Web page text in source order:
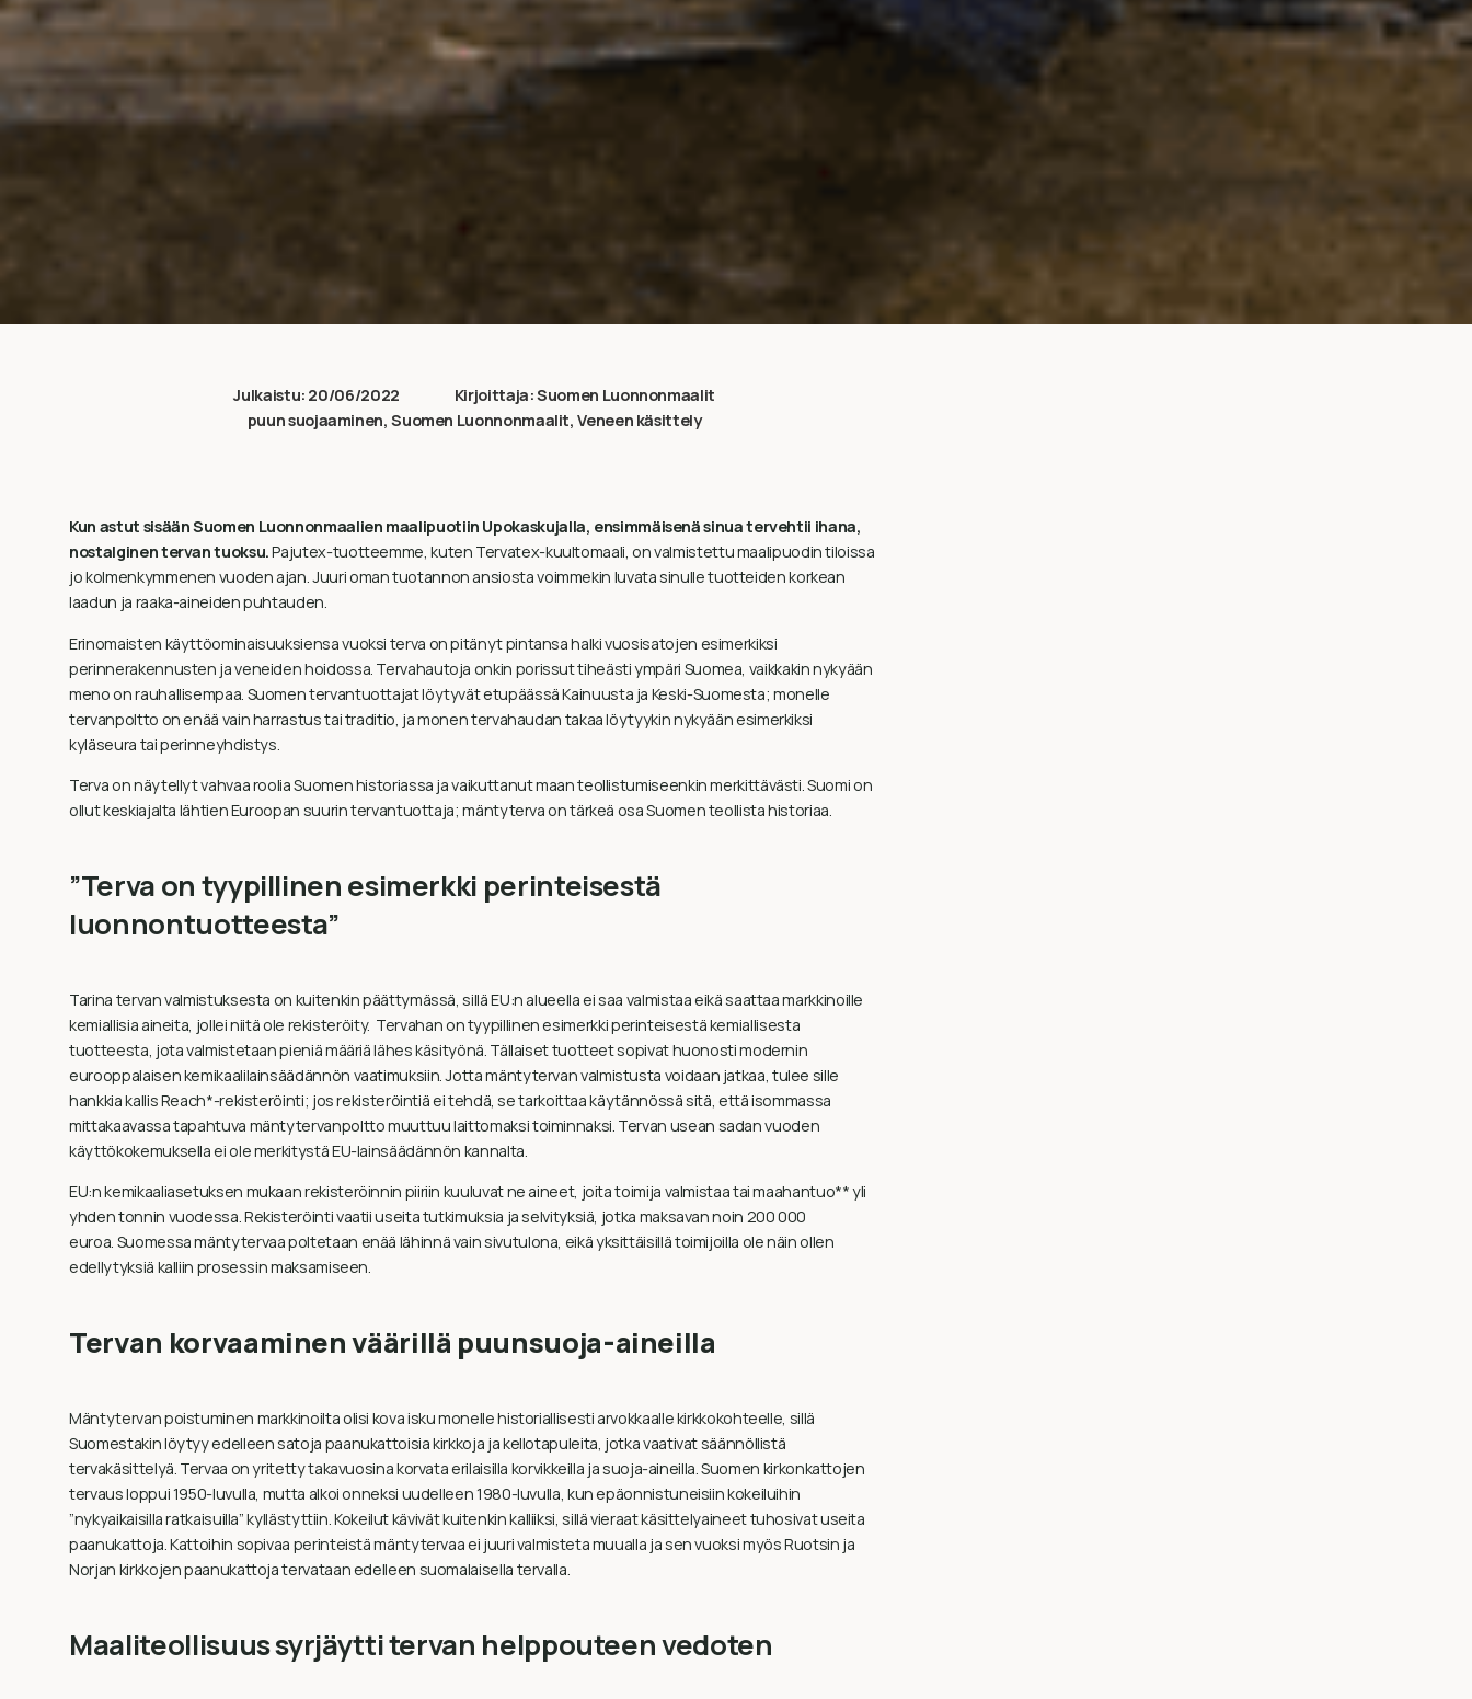
Julkaistu: 20/06/2022 Kirjoittaja:Suomen Luonnonmaalit
puun suojaaminen,Suomen Luonnonmaalit,Veneen käsittely
Kun astut sisään Suomen Luonnonmaalien maalipuotiin Upokaskujalla, ensimmäisenä sinua tervehtii ihana,
nostalginen tervan tuoksu.Pajutex-tuotteemme, kuten Tervatex-kuultomaali, on valmistettu maalipuodin tiloissa
jo kolmenkymmenen vuoden ajan. Juuri oman tuotannon ansiosta voimmekin luvata sinulle tuotteiden korkean
laadun ja raaka-aineiden puhtauden.
Erinomaisten käyttöominaisuuksiensa vuoksi terva on pitänyt pintansa halki vuosisatojen esimerkiksi
perinnerakennusten ja veneiden hoidossa. Tervahautoja onkin porissut tiheästi ympäri Suomea, vaikkakin nykyään
meno on rauhallisempaa. Suomen tervantuottajat löytyvät etupäässä Kainuusta ja Keski-Suomesta; monelle
tervanpoltto on enää vain harrastus tai traditio, ja monen tervahaudan takaa löytyykin nykyään esimerkiksi
kyläseura tai perinneyhdistys.
Terva on näytellyt vahvaa roolia Suomen historiassa ja vaikuttanut maan teollistumiseenkin merkittävästi. Suomi on
ollut keskiajalta lähtien Euroopan suurin tervantuottaja; mäntyterva on tärkeä osa Suomen teollista historiaa.
”Terva on tyypillinen esimerkki perinteisestä
luonnontuotteesta”
Tarina tervan valmistuksesta on kuitenkin päättymässä, sillä EU:n alueella ei saa valmistaa eikä saattaa markkinoille
kemiallisia aineita, jollei niitä ole rekisteröity. Tervahan on tyypillinen esimerkki perinteisestä kemiallisesta
tuotteesta, jota valmistetaan pieniä määriä lähes käsityönä. Tällaiset tuotteet sopivat huonosti modernin
eurooppalaisen kemikaalilainsäädännön vaatimuksiin. Jotta mäntytervan valmistusta voidaan jatkaa, tulee sille
hankkia kallis Reach*-rekisteröinti; jos rekisteröintiä ei tehdä, se tarkoittaa käytännössä sitä, että isommassa
mittakaavassa tapahtuva mäntytervanpoltto muuttuu laittomaksi toiminnaksi. Tervan usean sadan vuoden
käyttökokemuksella ei ole merkitystä EU-lainsäädännön kannalta.
EU:n kemikaaliasetuksen mukaan rekisteröinnin piiriin kuuluvat ne aineet, joita toimija valmistaa tai maahantuo** yli
yhden tonnin vuodessa. Rekisteröinti vaatii useita tutkimuksia ja selvityksiä, jotka maksavan noin 200 000
euroa. Suomessa mäntytervaa poltetaan enää lähinnä vain sivutulona, eikä yksittäisillä toimijoilla ole näin ollen
edellytyksiä kalliin prosessin maksamiseen.
Tervan korvaaminen väärillä puunsuoja-aineilla
Mäntytervan poistuminen markkinoilta olisi kova isku monelle historiallisesti arvokkaalle kirkkokohteelle, sillä
Suomestakin löytyy edelleen satoja paanukattoisia kirkkoja ja kellotapuleita, jotka vaativat säännöllistä
tervakäsittelyä. Tervaa on yritetty takavuosina korvata erilaisilla korvikkeilla ja suoja-aineilla. Suomen kirkonkattojen
tervaus loppui 1950-luvulla, mutta alkoi onneksi uudelleen 1980-luvulla, kun epäonnistuneisiin kokeiluihin
”nykyaikaisilla ratkaisuilla” kyllästyttiin. Kokeilut kävivät kuitenkin kalliiksi, sillä vieraat käsittelyaineet tuhosivat useita
paanukattoja. Kattoihin sopivaa perinteistä mäntytervaa ei juuri valmisteta muualla ja sen vuoksi myös Ruotsin ja
Norjan kirkkojen paanukattoja tervataan edelleen suomalaisella tervalla.
Maaliteollisuus syrjäytti tervan helppouteen vedoten